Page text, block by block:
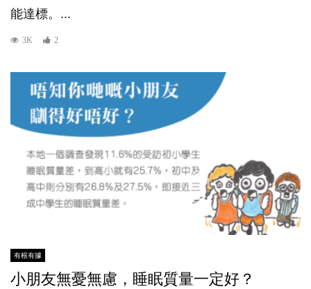
能達標。...
3K 2
有根有據
小朋友無憂無慮，睡眠質量一定好？